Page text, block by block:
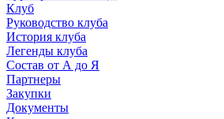
Клуб
Руководство клуба
История клуба
Легенды клуба
Состав от А до Я
Партнеры
Закупки
Документы